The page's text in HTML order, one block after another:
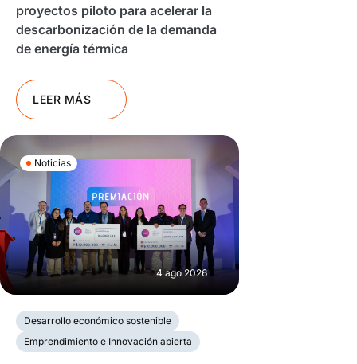
proyectos piloto para acelerar la
descarbonización de la demanda
de energía térmica
LEER MÁS
Noticias
4 ago 2026
Desarrollo económico sostenible
Emprendimiento e Innovación abierta